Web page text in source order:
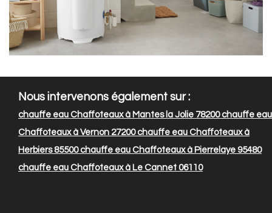
Nous intervenons également sur :
chauffe eau Chaffoteaux à Mantes la Jolie 78200chauffe eau
Chaffoteaux à Vernon 27200chauffe eau Chaffoteaux à
Herbiers 85500chauffe eau Chaffoteaux à Pierrelaye 95480
chauffe eau Chaffoteaux à Le Cannet 06110